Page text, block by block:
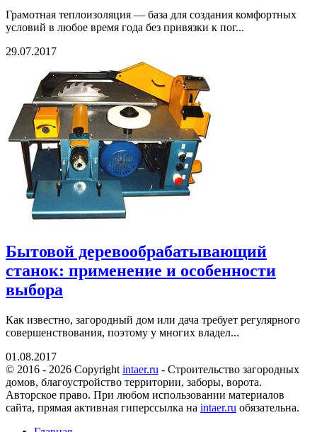
Грамотная теплоизоляция — база для создания комфортных
условий в любое время года без привязки к пог...
29.07.2017
Бытовой деревообрабатывающий
станок: применение и особенности
выбора
Как известно, загородный дом или дача требует регулярного
совершенствования, поэтому у многих владел...
01.08.2017
© 2016 - 2026 Copyright intaer.ru - Cтроительство загородных
домов, благоустройство территории, заборы, ворота.
Авторское право. При любом использовании материалов
сайта, прямая активная гиперссылка на intaer.ru обязательна.